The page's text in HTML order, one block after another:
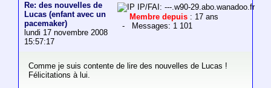
Re: des nouvelles de
Lucas (enfant avec un
pacemaker)
lundi 17 novembre 2008
15:57:17
IP/FAI: ---.w90-29.abo.wanadoo.fr
Membre depuis : 17 ans
- Messages: 1 101
Comme je suis contente de lire des nouvelles de Lucas !
Félicitations à lui.